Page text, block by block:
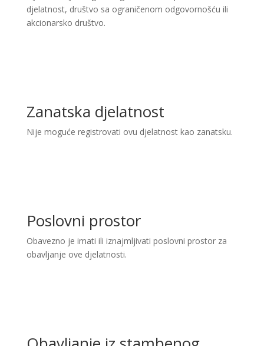
djelatnost, društvo sa ograničenom odgovornošću ili
akcionarsko društvo.
Zanatska djelatnost
Nije moguće registrovati ovu djelatnost kao zanatsku.
Poslovni prostor
Obavezno je imati ili iznajmljivati poslovni prostor za
obavljanje ove djelatnosti.